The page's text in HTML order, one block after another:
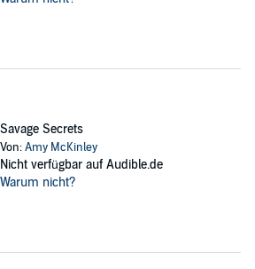
Savage Secrets
Von:Amy McKinley
Nicht verfügbar auf Audible.de
Warum nicht?